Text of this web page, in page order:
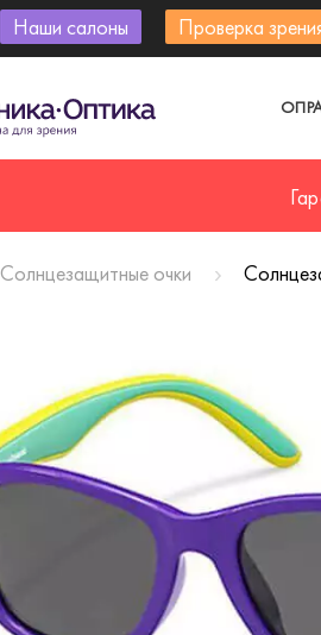
Наши салоны Проверка
Солнцезащитные очки